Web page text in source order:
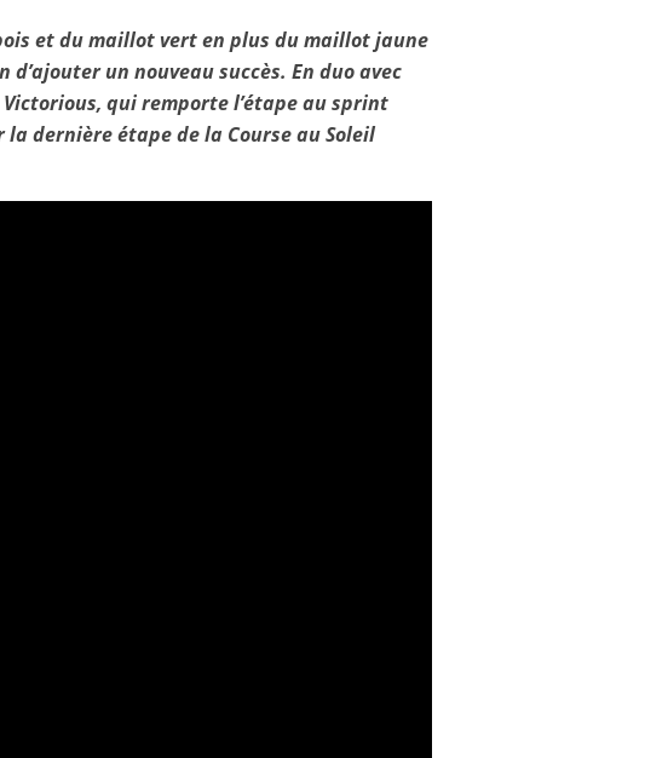
et du maillot vert en plus du maillot jaune
un nouveau succès. En duo avec
qui remporte l’étape au sprint
dernière étape de la Course au Soleil